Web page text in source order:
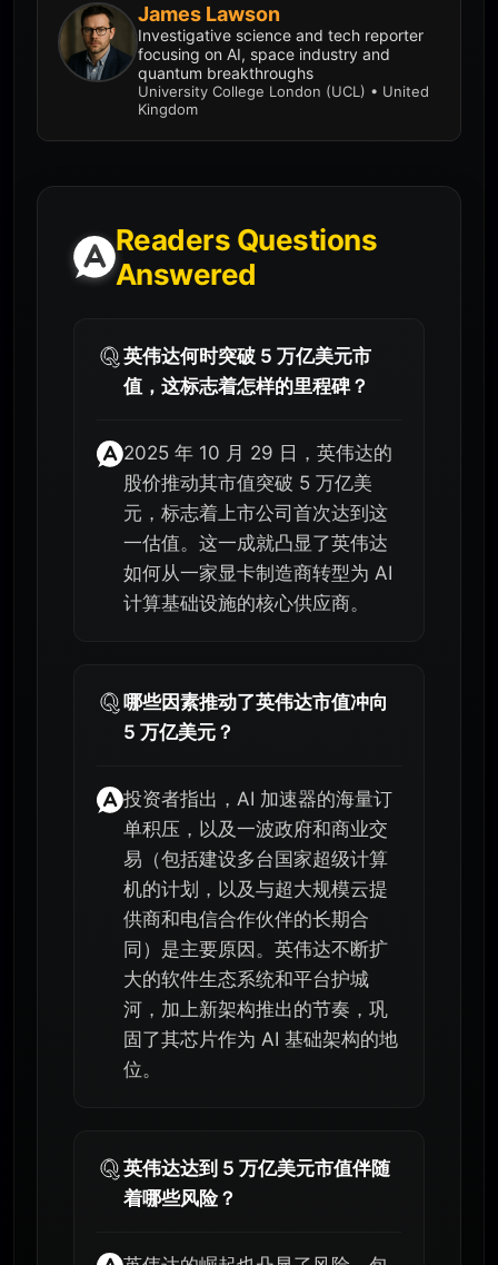
James Lawson
Investigative science and tech reporter
focusing on AI, space industry and
quantum breakthroughs
University College London (UCL) • United
Kingdom
Readers Questions
Answered
英伟达何时突破 5 万亿美元市
值，这标志着怎样的里程碑？
2025 年 10 月 29 日，英伟达的
股价推动其市值突破 5 万亿美
元，标志着上市公司首次达到这
一估值。这一成就凸显了英伟达
如何从一家显卡制造商转型为 AI
计算基础设施的核心供应商。
哪些因素推动了英伟达市值冲向
5 万亿美元？
投资者指出，AI 加速器的海量订
单积压，以及一波政府和商业交
易（包括建设多台国家超级计算
机的计划，以及与超大规模云提
供商和电信合作伙伴的长期合
同）是主要原因。英伟达不断扩
大的软件生态系统和平台护城
河，加上新架构推出的节奏，巩
固了其芯片作为 AI 基础架构的地
位。
英伟达达到 5 万亿美元市值伴随
着哪些风险？